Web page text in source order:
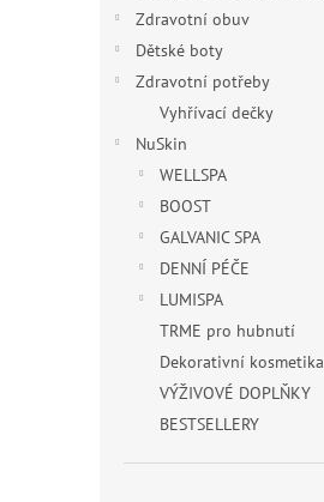
Zdravotní obuv
Dětské boty
Zdravotní potřeby
Vyhřívací dečky
NuSkin
WELLSPA
BOOST
GALVANIC SPA
DENNÍ PÉČE
LUMISPA
TRME pro hubnutí
Dekorativní kosmetika
VÝŽIVOVÉ DOPLŇKY
BESTSELLERY